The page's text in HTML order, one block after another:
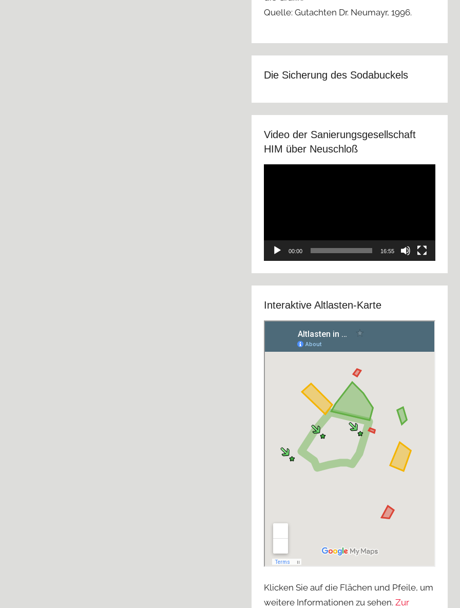
Quelle: Gutachten Dr. Neumayr, 1996.
Die Sicherung des Sodabuckels
Video der Sanierungsgesellschaft
HIM über Neuschloß
00:00 16:55
Interaktive Altlasten-Karte
Klicken Sie auf die Flächen und Pfeile, um
weitere Informationen zu sehen.Zur